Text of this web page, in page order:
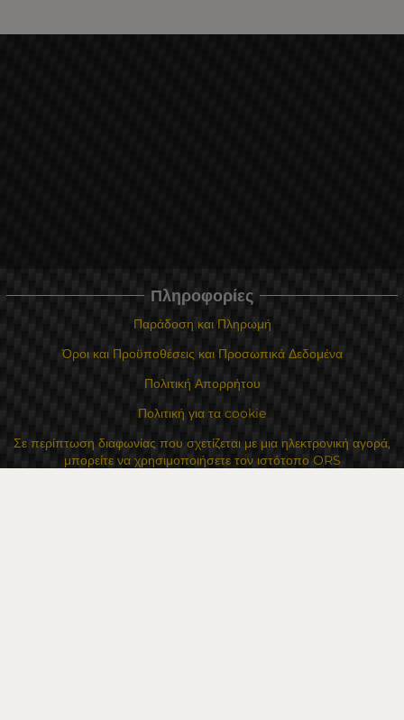
Πληροφορίες
Παράδοση και Πληρωμή
Όροι και Προϋποθέσεις και Προσωπικά Δεδομένα
Πολιτική Απορρήτου
Πολιτική για τα cookie
Σε περίπτωση διαφωνίας που σχετίζεται με μια ηλεκτρονική αγορά,
μπορείτε να χρησιμοποιήσετε τον ιστότοπο ORS